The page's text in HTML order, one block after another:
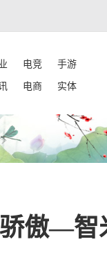
电竞 手游
电商 实体
傲—智